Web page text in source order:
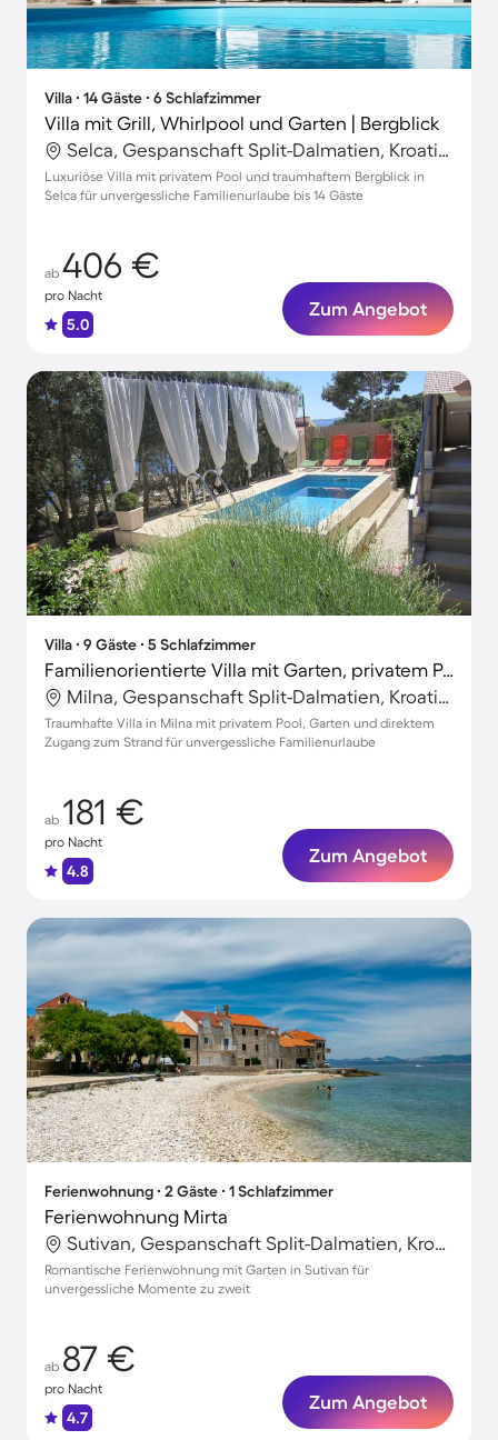
Villa ∙ 14 Gäste ∙ 6 Schlafzimmer
Villa mit Grill, Whirlpool und Garten | Bergblick
Selca, Gespanschaft Split-Dalmatien, Kroatien
Luxuriöse Villa mit privatem Pool und traumhaftem Bergblick in
Selca für unvergessliche Familienurlaube bis 14 Gäste
ab 406 €
pro Nacht
5.0
Zum Angebot
Villa ∙ 9 Gäste ∙ 5 Schlafzimmer
Familienorientierte Villa mit Garten, privatem Pool und Terrasse | Haustiere erlaubt
Milna, Gespanschaft Split-Dalmatien, Kroatien
Traumhafte Villa in Milna mit privatem Pool, Garten und direktem
Zugang zum Strand für unvergessliche Familienurlaube
ab 181 €
pro Nacht
4.8
Zum Angebot
Ferienwohnung ∙ 2 Gäste ∙ 1 Schlafzimmer
Ferienwohnung Mirta
Sutivan, Gespanschaft Split-Dalmatien, Kroatien
Romantische Ferienwohnung mit Garten in Sutivan für
unvergessliche Momente zu zweit
ab 87 €
pro Nacht
4.7
Zum Angebot